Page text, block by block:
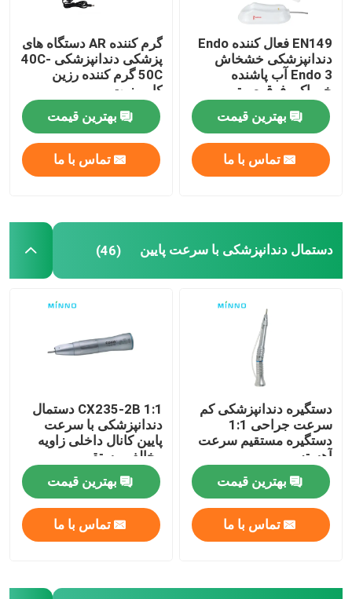
لوازم جانبی دندان
سیستم انسداد
EN149 فعال کننده Endo
دندانپزشکی خشخاش
Endo 3 آب پاشنده
خوراکی فوق صوتی
بهترین قیمت
تماس با ما
گرم کننده AR دستگاه های
پزشکی دندانپزشکی 40C-
50C گرم کننده رزین
کامپوزیت
بهترین قیمت
تماس با ما
دستمال دندانپزشکی با سرعت پایین (46)
دستگیره دندانپزشکی کم
سرعت جراحی 1:1
دستگیره مستقیم سرعت
آهسته
بهترین قیمت
تماس با ما
CX235-2B 1:1 دستمال
دندانپزشکی با سرعت
پایین کانال داخلی زاویه
مخالف مستقیم
بهترین قیمت
تماس با ما